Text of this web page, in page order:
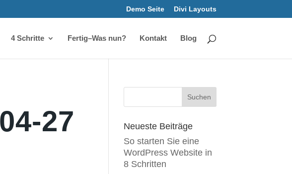
Demo Seite Divi Layouts
4 Schritte Fertig–Was nun? Kontakt Blog
27
Neueste Beiträge
So starten Sie eine
WordPress Website in
8 Schritten